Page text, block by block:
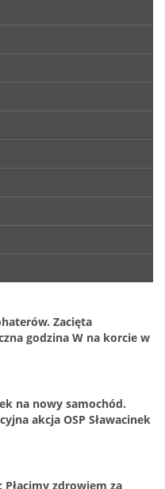
Zacięta
godzina W na korcie w
na nowy samochód.
akcja OSP Sławacinek
zdrowiem za